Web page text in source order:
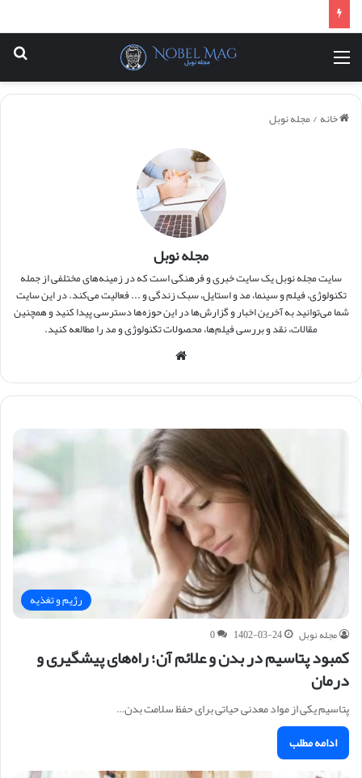
خانه/مجله نوبل
مجله نوبل
سایت مجله نوبل یک سایت خبری و فرهنگی است که در زمینه‌های مختلفی از جمله
تکنولوژی، فیلم و سینما، مد و استایل، سبک زندگی و ... فعالیت می‌کند. در این سایت
شما می‌توانید به آخرین اخبار و گزارش‌ها در این حوزه‌ها دسترسی پیدا کنید و همچنین
مقالات، نقد و بررسی فیلم‌ها، محصولات تکنولوژی و مد را مطالعه کنید.
رژیم و تغذیه
مجله نوبل 1402-03-24
0
کمبود پتاسیم در بدن و علائم آن؛ راه‌های پیشگیری و
درمان
پتاسیم یکی از مواد معدنی حیاتی برای حفظ سلامت بدن…
ادامه مطلب